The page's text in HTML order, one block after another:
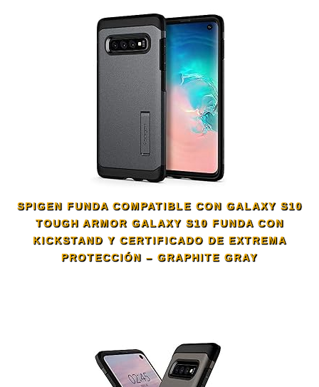
SPIGEN FUNDA COMPATIBLE CON GALAXY S10
TOUGH ARMOR GALAXY S10 FUNDA CON
KICKSTAND Y CERTIFICADO DE EXTREMA
PROTECCIÓN – GRAPHITE GRAY